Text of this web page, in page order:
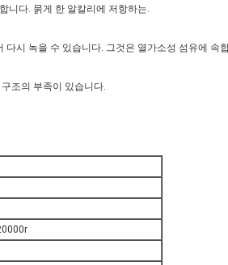
니다. 묽게 한 알칼리에 저항하는.
시 녹을 수 있습니다. 그것은 열가소성 섬유에 속
조의 부족이 있습니다.